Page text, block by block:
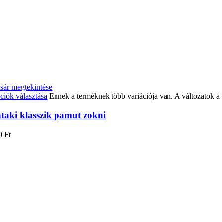
megtekintése
választása Ennek a terméknek több variációja van. A változatok
klasszik pamut zokni
Ft